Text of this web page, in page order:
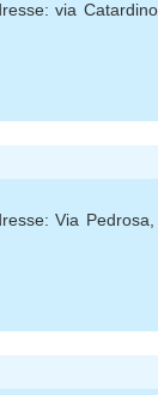
via
Via